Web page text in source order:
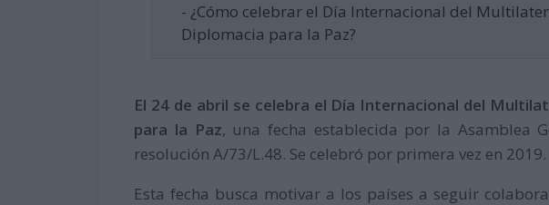
- ¿Cómo celebrar el Día Internacional del
Diplomacia para la Paz?
El 24 de abril se celebra el Día Internacional del
para la Paz, una fecha establecida por la Asamblea
resolución A/73/L.48. Se celebró por primera vez en 2019.
Esta fecha busca motivar a los países a seguir